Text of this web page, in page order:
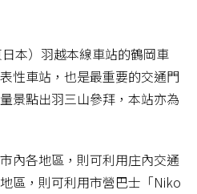
本）羽越本線車站的鶴岡車
性車站，也是最重要的交通門
景點出羽三山參拜，本站亦為
內各地區，則可利用庄內交通
區，則可利用市營巴士「Niko